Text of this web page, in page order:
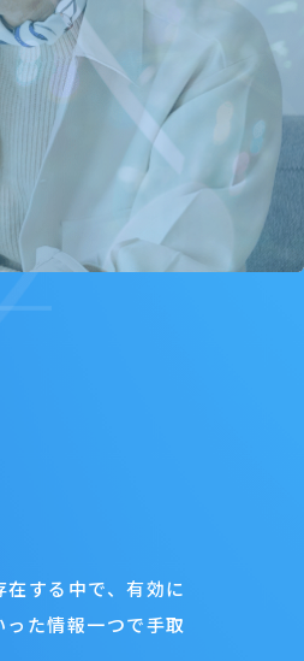
する中で、有効に
た情報一つで手取